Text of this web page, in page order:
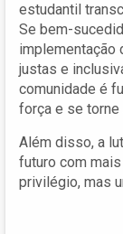
estudantil
Se bem-
implementação
justas e
comunidade é
força e se torne
Além disso, a
futuro com
privilégio, mas